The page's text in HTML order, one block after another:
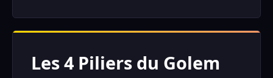
Les 4 Piliers du Golem